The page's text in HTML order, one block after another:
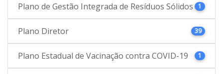
Plano de Gestão Integrada de Resíduos Sólidos 1
Plano Diretor 39
Plano Estadual de Vacinação contra COVID-19 1